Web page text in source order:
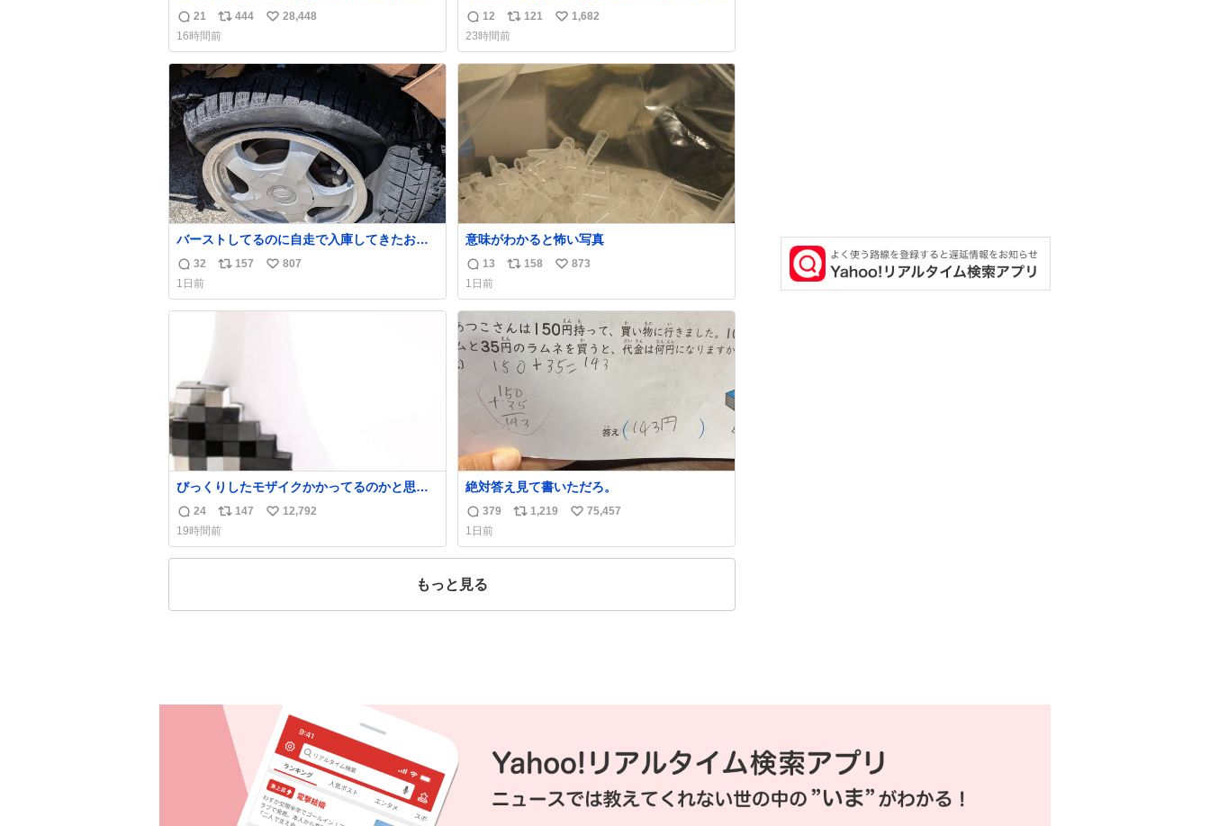
らっちゃった長男
返
信
数
21
リ
ポ
ス
ト
数
444
い
ね
数
28,448
16時間前
ん、」 ↑正解（御免駅）
返
信
数
12
リ
ポ
ス
ト
数
121
い
ね
数
1,682
23時間前
バーストしてるのに自走で入庫してきたお客
さん バーストしたならその場で動かないで助
け呼んで下さい😰 保険にロードサービス付い
てて金銭負担も無いんですから これで走る
と、壊さなくていい所まで壊しちゃいますか
返
信
数
32
リ
ス
157
い
ね
807
1日前
意味がわかると怖い写真
返
信
数
13
リ
ス
ト
数
158
い
ね
数
873
1日前
びっくりしたモザイクかかってるのかと思っ
た
返
信
数
24
リ
ポ
ス
147
い
ね
12,792
19時間前
絶対答え見て書いただろ。
返
信
数
379
リ
ス
1,219
い
ね
75,457
1日前
もっと見る